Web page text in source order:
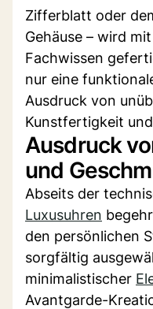
Zifferblatt oder
Gehäuse – wird
Fachwissen
nur eine
Ausdruck von
Kunstfertigkeit
Ausdruck
und
Abseits der
Luxusuhren
den persönlichen
sorgfältig
minimalistischer
Avantgarde-